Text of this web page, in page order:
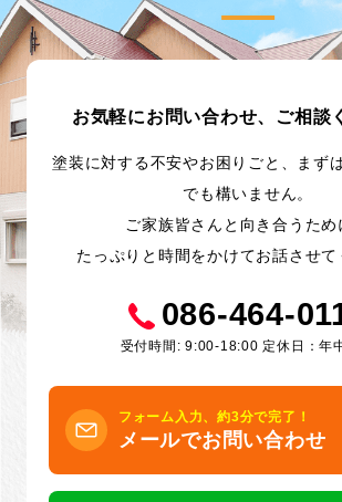
お気軽にお問い合わせ、ご相談
塗装に対する不安やお困りごと、まず
でも構いません。
ご家族皆さんと向き合うため
たっぷりと時間をかけてお話させて
086-464-
受付時間: 9:00-18:00 定休日：年
フォーム入力、約3分で完了！
メールでお問い合わせ